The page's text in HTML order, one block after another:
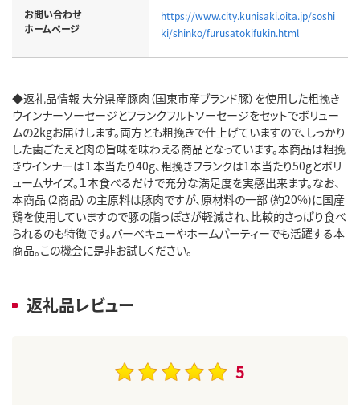
お問い合わせ
ホームページ
https://www.city.kunisaki.oita.jp/soshi
ki/shinko/furusatokifukin.html
◆返礼品情報 大分県産豚肉（国東市産ブランド豚）を使用した粗挽き
ウインナーソーセージとフランクフルトソーセージをセットでボリュー
ムの2kgお届けします。両方とも粗挽きで仕上げていますので、しっかり
した歯ごたえと肉の旨味を味わえる商品となっています。本商品は粗挽
きウインナーは１本当たり40g、粗挽きフランクは1本当たり50gとボリ
ュームサイズ。１本食べるだけで充分な満足度を実感出来ます。なお、
本商品（2商品）の主原料は豚肉ですが、原材料の一部（約20%)に国産
鶏を使用していますので豚の脂っぽさが軽減され、比較的さっぱり食べ
られるのも特徴です。バーべキューやホームパーティーでも活躍する本
商品。この機会に是非お試しください。
返礼品レビュー
5